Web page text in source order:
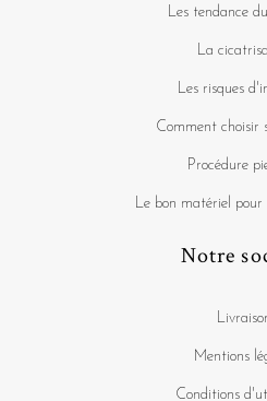
Les tendance
La
Les risques
Comment choisir
Procédure
Le bon matériel pour
Notre
Mentions
Conditions